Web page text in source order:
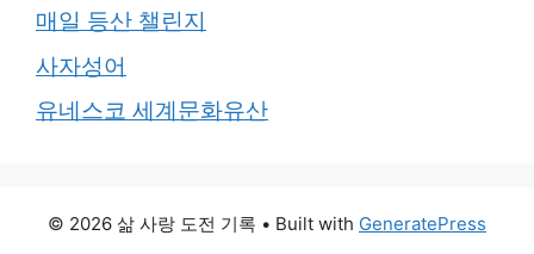
매일 등산 챌린지
사자성어
유네스코 세계문화유산
© 2026 삶 사랑 도전 기록 • Built with GeneratePress